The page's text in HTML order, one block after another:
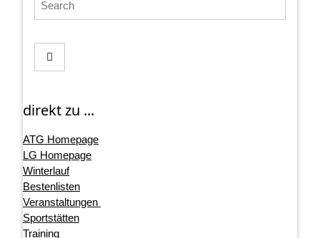
direkt zu ...
ATG Homepage
LG Homepage
Winterlauf
Bestenlisten
Veranstaltungen
Sportstätten
Training